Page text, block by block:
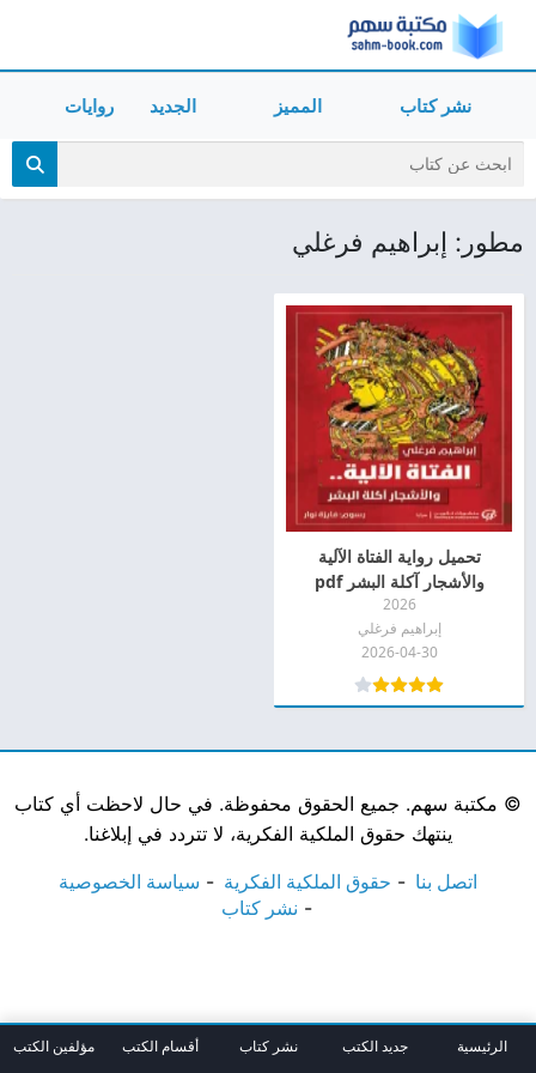
نشر كتاب المميز الجديد روايات
مطور: إبراهيم فرغلي
تحميل رواية الفتاة الآلية
والأشجار آكلة البشر pdf
2026
إبراهيم فرغلي
2026-04-30
© مكتبة سهم. جميع الحقوق محفوظة. في حال لاحظت أي كتاب
ينتهك حقوق الملكية الفكرية، لا تتردد في إبلاغنا.
اتصل بنا حقوق الملكية الفكرية
سياسة الخصوصية
نشر كتاب
الرئيسية جديد الكتب نشر كتاب أقسام الكتب مؤلفين الكتب